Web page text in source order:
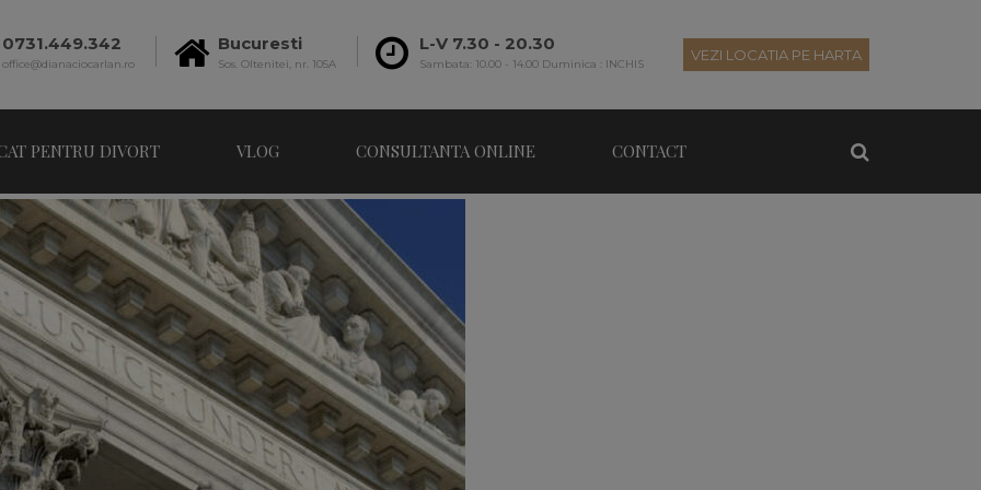
0731.449.342
office@dianaciocarlan.ro
Bucuresti
Sos. Oltenitei, nr. 105A
L-V 7.30 - 20.30
Sambata: 10.00 - 14.00 Duminica : INCHIS VEZI LOCATIA PE HARTA
PENTRU DIVORT VLOG CONSULTANTA ONLINE CONTACT